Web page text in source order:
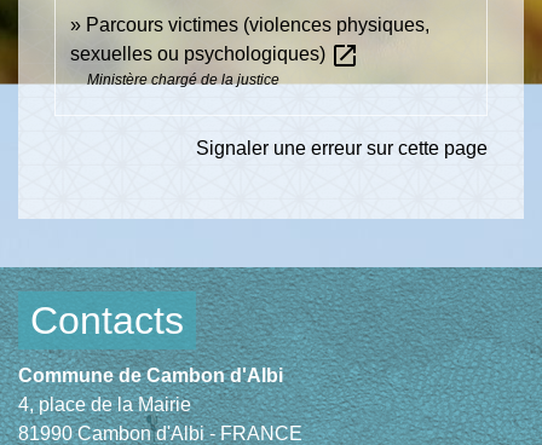
Parcours victimes (violences physiques,
sexuelles ou psychologiques) open_in_new
Ministère chargé de la justice
Signaler une erreur sur cette page
Contacts
Commune de Cambon d'Albi
4, place de la Mairie
81990 Cambon d'Albi - FRANCE